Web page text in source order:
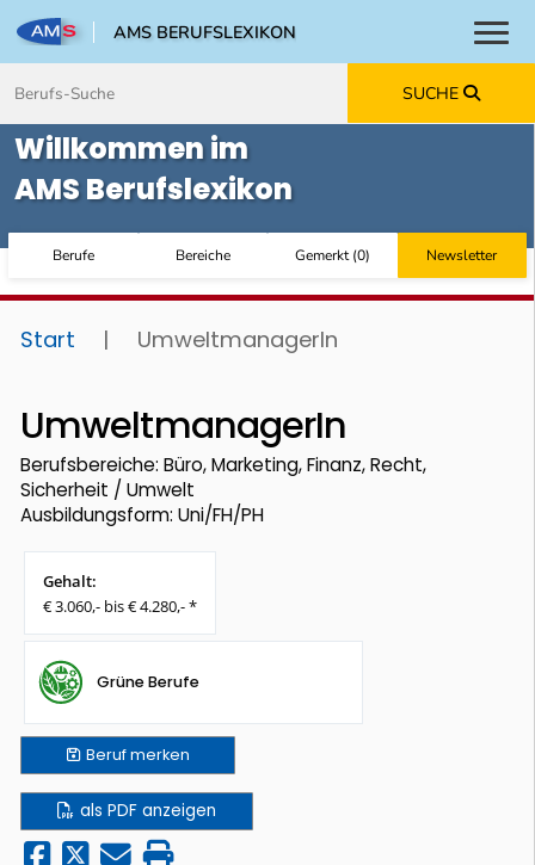
AMS BERUFSLEXIKON
SUCHE
Willkommen im
AMS Berufslexikon
Berufe Bereiche Gemerkt(0) Newsletter
Start | UmweltmanagerIn
UmweltmanagerIn
Berufsbereiche: Büro, Marketing, Finanz, Recht,
Sicherheit / Umwelt
Ausbildungsform: Uni/FH/PH
Gehalt:
€ 3.060,- bis € 4.280,- *
Grüne Berufe
Berufmerken
als PDF anzeigen